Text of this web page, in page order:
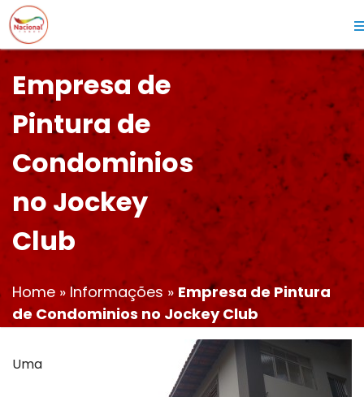
Empresa de
Pintura de
Condominios
no Jockey
Club
Home » Informações » Empresa de Pintura
de Condominios no Jockey Club
Uma